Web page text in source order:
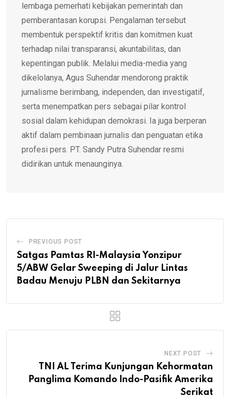
lembaga pemerhati kebijakan pemerintah dan
pemberantasan korupsi. Pengalaman tersebut
membentuk perspektif kritis dan komitmen kuat
terhadap nilai transparansi, akuntabilitas, dan
kepentingan publik. Melalui media-media yang
dikelolanya, Agus Suhendar mendorong praktik
jurnalisme berimbang, independen, dan investigatif,
serta menempatkan pers sebagai pilar kontrol
sosial dalam kehidupan demokrasi. Ia juga berperan
aktif dalam pembinaan jurnalis dan penguatan etika
profesi pers. PT. Sandy Putra Suhendar resmi
didirikan untuk menaunginya.
PREVIOUS POST
Satgas Pamtas RI-Malaysia Yonzipur
5/ABW Gelar Sweeping di Jalur Lintas
Badau Menuju PLBN dan Sekitarnya
NEXT POST
TNI AL Terima Kunjungan Kehormatan
Panglima Komando Indo-Pasifik Amerika
Serikat